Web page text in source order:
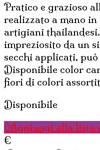
14,00€.
Pratico e grazioso
realizzato a mano
artigiani
impreziosito da un
secchi applicati,
Disponibile color
fiori di colori
Disponibile
Aggiungi alla lista
€